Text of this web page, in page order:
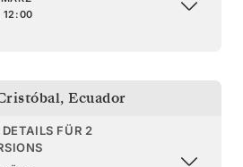
12:00
, Ecuador
FÜR 2